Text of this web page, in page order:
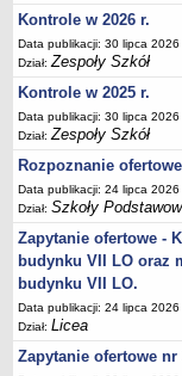
Kontrole
PONOWNE
Sprawozdania
Deklaracja
DEKLARACJA
OŚWIADCZENIA
PONOWNE
UDOSTĘPNIANIE
OCHRONA DANYCH
Kontrole w 2026 r.
Data publikacji: 30 lipca 2026
Dział:Zespoły Szkół
Kontrole w 2025 r.
Data publikacji: 30 lipca 2026
Dział:Zespoły Szkół
Rozpoznanie
Data publikacji: 24 lipca 2026
Dział:Szkoły
Zapytanie ofertowe -
budynku VII LO oraz
budynku VII LO.
Data publikacji: 24 lipca 2026
Dział:Licea
Zapytanie ofertowe nr